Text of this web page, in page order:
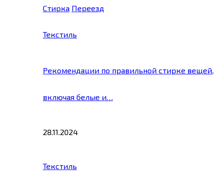
Стирка Переезд
Текстиль
Рекомендации по правильной стирке вещей,
включая белые и…
28.11.2024
Текстиль